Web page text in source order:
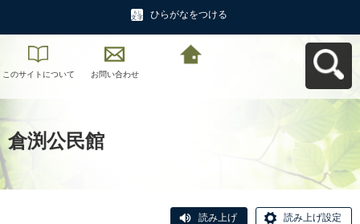
ひらがなをつける
このサイトについて お問い合わせ
倉渕公民館
読み上げ 読み上げ設定